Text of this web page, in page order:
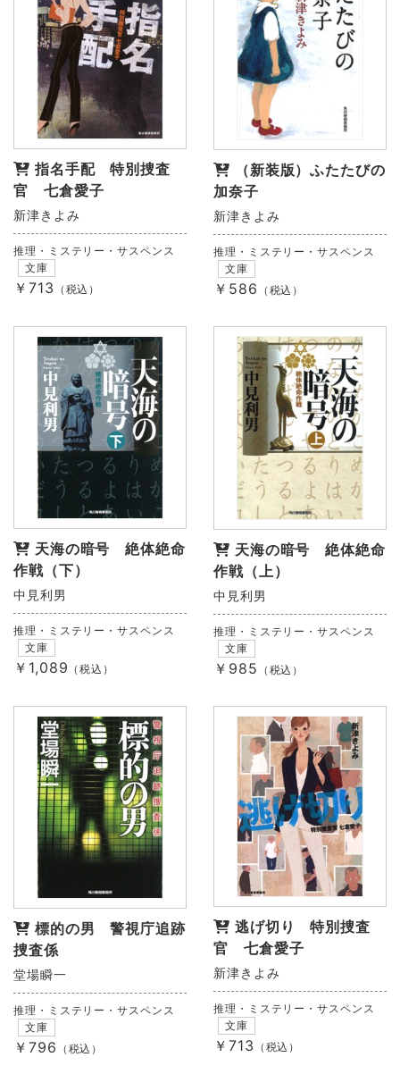
指名手配 特別捜査
官 七倉愛子
新津きよみ
推理・ミステリー・サスペンス
文庫
￥713 （税込）
（新装版）ふたたびの
加奈子
新津きよみ
推理・ミステリー・サスペンス
文庫
￥586 （税込）
天海の暗号 絶体絶命
作戦（下）
中見利男
推理・ミステリー・サスペンス
文庫
￥1,089 （税込）
天海の暗号 絶体絶命
作戦（上）
中見利男
推理・ミステリー・サスペンス
文庫
￥985 （税込）
標的の男 警視庁追跡
捜査係
堂場瞬一
推理・ミステリー・サスペンス
文庫
￥796 （税込）
逃げ切り 特別捜査
官 七倉愛子
新津きよみ
推理・ミステリー・サスペンス
文庫
￥713 （税込）